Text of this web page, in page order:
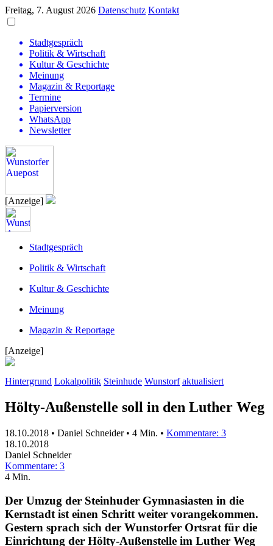
Freitag, 7. August 2026 Datenschutz Kontakt
Stadtgespräch
Politik & Wirtschaft
Kultur & Geschichte
Meinung
Magazin & Reportage
Termine
Papierversion
WhatsApp
Newsletter
[Anzeige]
Stadtgespräch
Politik & Wirtschaft
Kultur & Geschichte
Meinung
Magazin & Reportage
[Anzeige]
Hintergrund Lokalpolitik Steinhude Wunstorf aktualisiert
Hölty-Außenstelle soll in den Luther Weg
18.10.2018 • Daniel Schneider • 4 Min. • Kommentare: 3
18.10.2018
Daniel Schneider
Kommentare: 3
4 Min.
Der Umzug der Steinhuder Gymnasiasten in die
Kernstadt ist einen Schritt weiter vorangekommen.
Gestern sprach sich der Wunstorfer Ortsrat für die
Einrichtung der Hölty-Außenstelle im Luther Weg